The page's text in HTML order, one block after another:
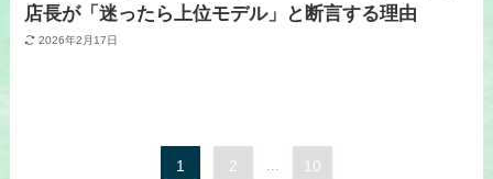
店長が「迷ったら上位モデル」と断言する理由
2026年2月17日
1 2 10